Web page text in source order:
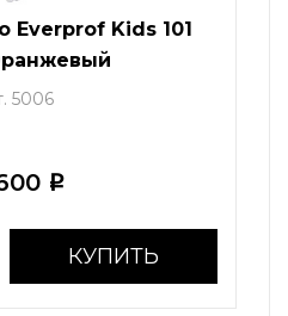
Everprof Kids 101
5006
i
КУПИТЬ